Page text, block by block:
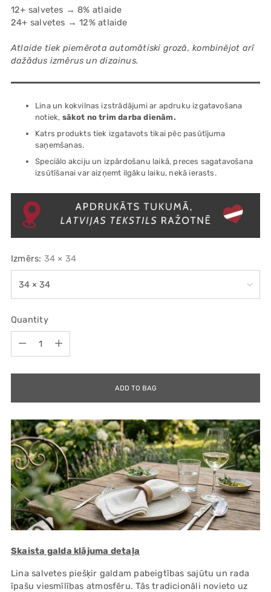
12+ salvetes → 8% atlaide
24+ salvetes → 12% atlaide
Atlaide tiek piemērota automātiski grozā, kombinējot arī
dažādus izmērus un dizainus.
Lina un kokvilnas izstrādājumi ar apdruku izgatavošana
notiek, sākot no trim darba dienām.
Katrs produkts tiek izgatavots tikai pēc pasūtījuma
saņemšanas.
Speciālo akciju un izpārdošanu laikā, preces sagatavošana
izsūtīšanai var aizņemt ilgāku laiku, nekā ierasts.
Izmērs: 34 × 34
Quantity
ADD TO BAG
Skaista galda klājuma detaļa
Lina salvetes piešķir galdam pabeigtības sajūtu un rada
īpašu viesmīlības atmosfēru. Tās tradicionāli novieto uz